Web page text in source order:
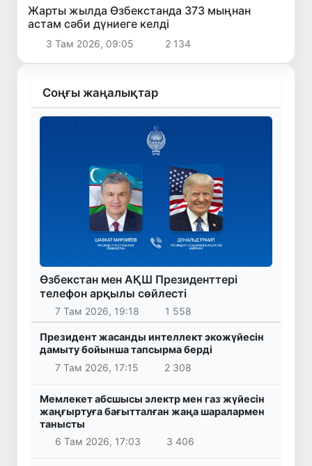
Жарты жылда Өзбекстанда 373 мыңнан
астам сәби дүниеге келді
3 Там 2026, 09:05 2 134
Соңғы жаңалықтар
Өзбекстан мен АҚШ Президенттері
телефон арқылы сөйлесті
7 Там 2026, 19:18 1 558
Президент жасанды интеллект экожүйесін
дамыту бойынша тапсырма берді
7 Там 2026, 17:15
2 308
Мемлекет абсшысы электр мен газ жүйесін
жаңғыртуға бағытталған жаңа шаралармен
танысты
6 Там 2026, 17:03
3 406